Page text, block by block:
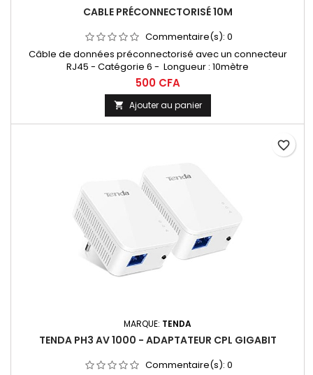
CABLE PRÉCONNECTORISÉ 10M
Commentaire(s): 0
Câble de données préconnectorisé avec un connecteur
RJ45 - Catégorie 6 - Longueur : 10mètre
500 CFA
 Ajouter au panier
MARQUE: TENDA
TENDA PH3 AV 1000 - ADAPTATEUR CPL GIGABIT
Commentaire(s): 0
favorite_border